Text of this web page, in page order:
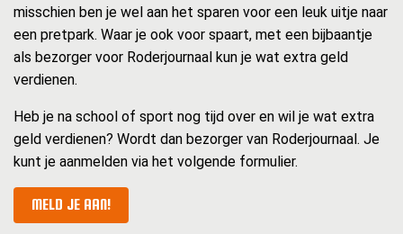
misschien ben je wel aan het sparen voor een leuk uitje naar
een pretpark. Waar je ook voor spaart, met een bijbaantje
als bezorger voor Roderjournaal kun je wat extra geld
verdienen.
Heb je na school of sport nog tijd over en wil je wat extra
geld verdienen? Wordt dan bezorger van Roderjournaal. Je
kunt je aanmelden via het volgende formulier.
MELD JE AAN!